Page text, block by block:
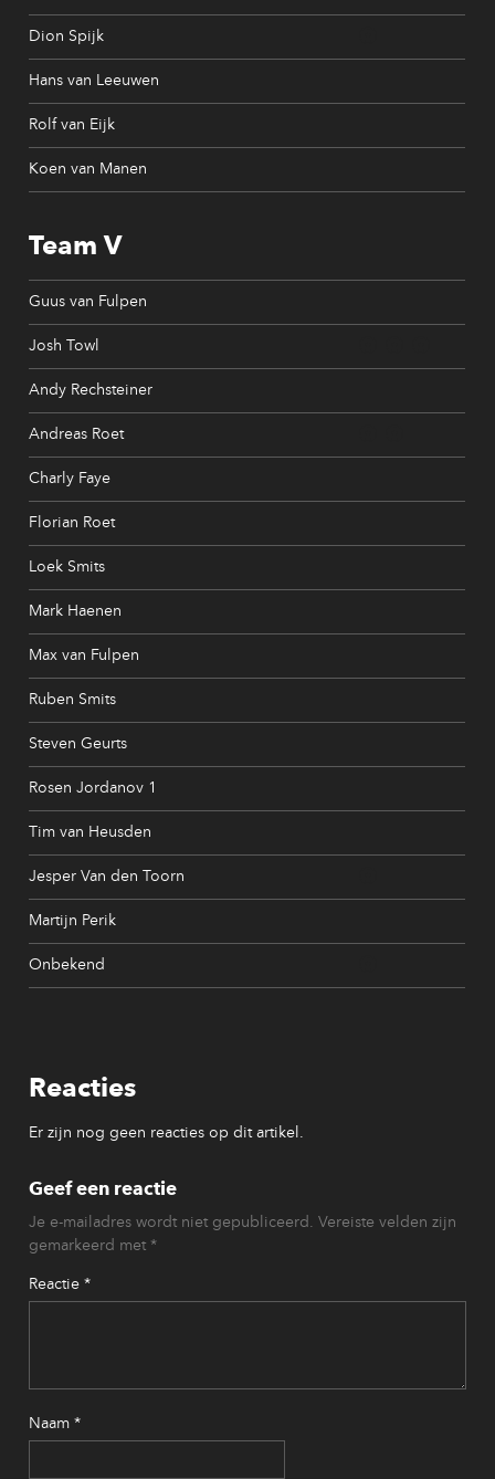
Dion Spijk
Hans van Leeuwen
Rolf van Eijk
Koen van Manen
Team V
Guus van Fulpen
Josh Towl
Andy Rechsteiner
Andreas Roet
Charly Faye
Florian Roet
Loek Smits
Mark Haenen
Max van Fulpen
Ruben Smits
Steven Geurts
Rosen Jordanov 1
Tim van Heusden
Jesper Van den Toorn
Martijn Perik
Onbekend
Reacties
Er zijn nog geen reacties op dit artikel.
Geef een reactie
Je e-mailadres wordt niet gepubliceerd.
Vereiste velden zijn
gemarkeerd met *
Reactie*
Naam*